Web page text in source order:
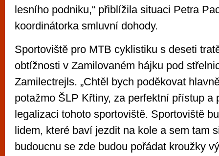
lesního podniku,“ přiblížila situaci Petra
koordinátorka smluvní dohody.
Sportoviště pro MTB cyklistiku s deseti
obtížnosti v Zamilovaném hájku pod
Zamilectrejls. „Chtěl bych poděkovat
potažmo ŠLP Křtiny, za perfektní přístup a
legalizaci tohoto sportoviště. Sportoviště
lidem, které baví jezdit na kole a sem tam
budoucnu se zde budou pořádat kroužky